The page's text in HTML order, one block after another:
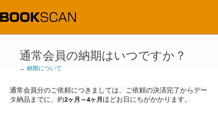
通常会員の納期はいつですか？
← 納期について
通常会員分のご依頼につきましては、ご依頼の決済完了からデー
タ納品までに、 約2ヶ月～4ヶ月ほどお日にちがかかります。